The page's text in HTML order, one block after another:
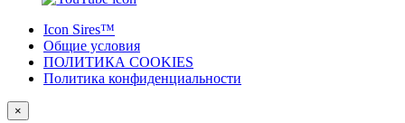
Icon Sires™
Общие условия
ПОЛИТИКА COOKIES
Политика конфиденциальности
×